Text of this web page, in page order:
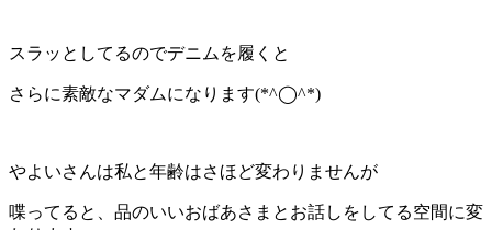
スラッとしてるのでデニムを履くと
さらに素敵なマダムになります(*^◯^*)
やよいさんは私と年齢はさほど変わりませんが
喋ってると、品のいいおばあさまとお話しをしてる空間に変